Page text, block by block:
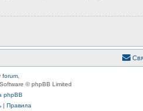
forum
© phpBB Limited
phpBB
| Правила